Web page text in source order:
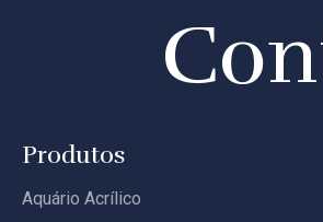
Produtos
Aquário Acrílico